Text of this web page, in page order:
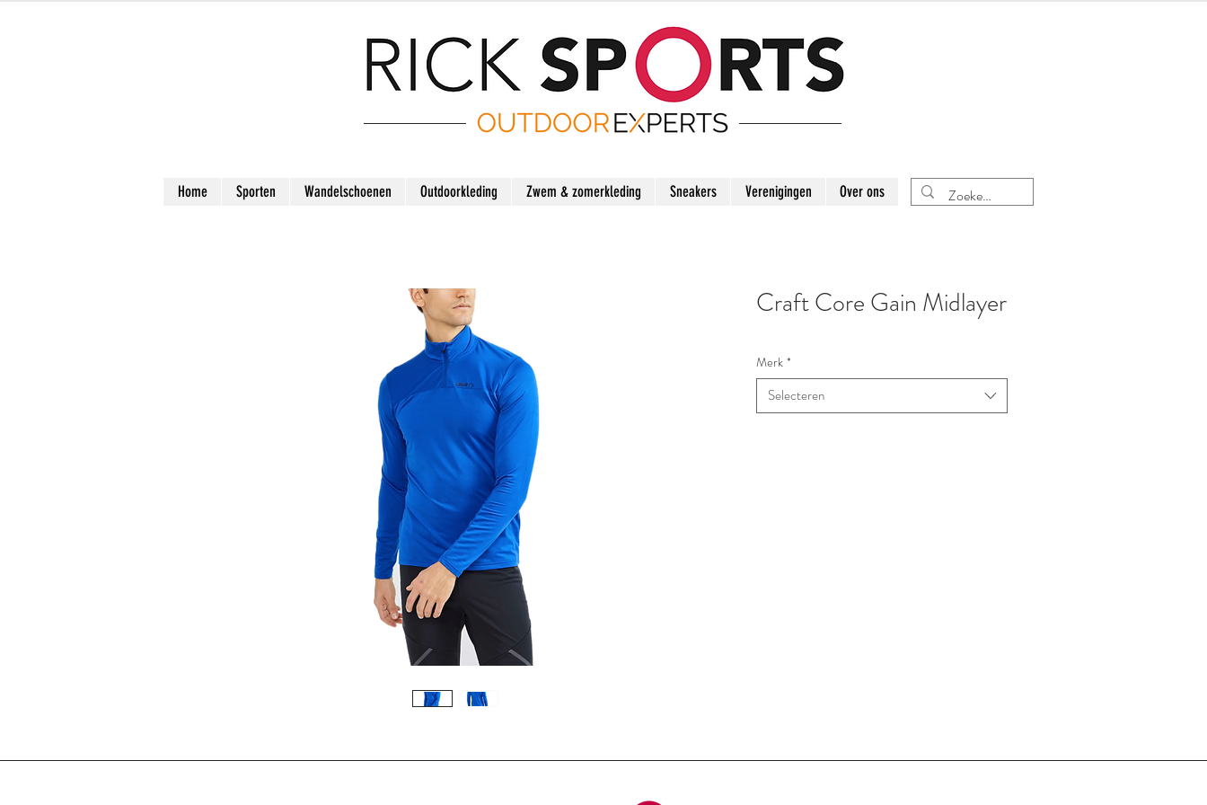
Home Sporten Wandelschoenen Outdoorkleding Zwem & zomerkleding Sneakers Verenigingen Over ons
Craft Core Gain Midlayer
Merk *
Selecteren